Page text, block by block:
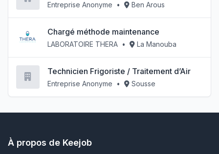
Entreprise Anonyme • Ben Arous
Chargé méthode maintenance
LABORATOIRE THERA • La Manouba
Technicien Frigoriste / Traitement d’Air
Entreprise Anonyme • Sousse
À propos de Keejob